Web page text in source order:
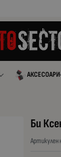
АКСЕСОАРИ
Би
Артикулен